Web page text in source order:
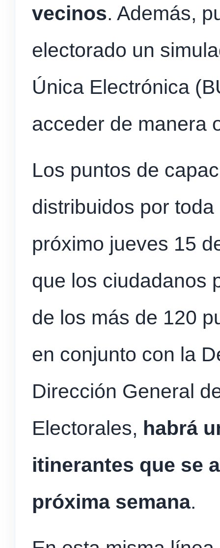
vecinos. Además,
electorado un
Única Electrónica
acceder de manera
Los puntos de
distribuidos por
próximo jueves 15
que los ciudadanos
de los más de 120
en conjunto con la
Dirección General
Electorales, habrá
itinerantes que se
próxima semana.